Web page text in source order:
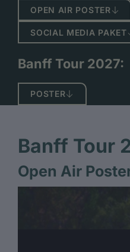
OPEN AIR POSTER
SOCIAL MEDIA PAKET
Banff Tour 2027:
POSTER
Banff Tour
Open Air